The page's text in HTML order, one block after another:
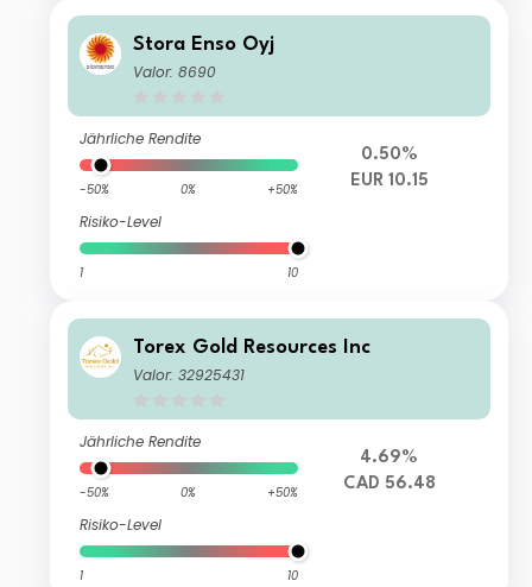
Stora Enso Oyj
Valor: 8690
Jährliche Rendite
-50% 0% +50%
Risiko-Level
1 10
0.50%
EUR 10.15
Torex Gold Resources Inc
Valor: 32925431
Jährliche Rendite
-50% 0% +50%
Risiko-Level
1 10
4.69%
CAD 56.48